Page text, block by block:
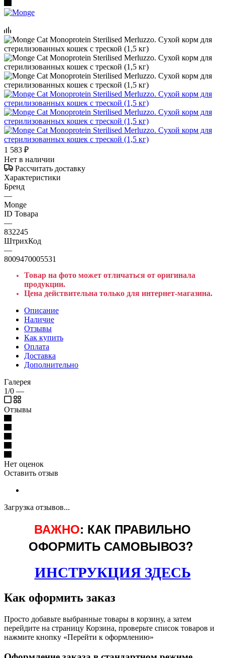
1 583 ₽
Нет в наличии
Рассчитать доставку
Характеристики
Бренд
—
Monge
ID Товара
—
832245
ШтрихКод
—
8009470005531
Товар на фото может отличаться от оригинала
продукции.
Цена действительна только для интернет-магазина.
Описание
Наличие
Отзывы
Как купить
Оплата
Доставка
Дополнительно
Галерея
1/0 —
Отзывы
Нет оценок
Оставить отзыв
Загрузка отзывов...
ВАЖНО: КАК ПРАВИЛЬНО
ОФОРМИТЬ САМОВЫВОЗ?
ИНСТРУКЦИЯ ЗДЕСЬ
Как оформить заказ
Просто добавьте выбранные товары в корзину, а затем
перейдите на страницу Корзина, проверьте список товаров и
нажмите кнопку «Перейти к оформлению»